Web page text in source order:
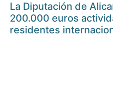
La Diputación de
200.000 euros
residentes